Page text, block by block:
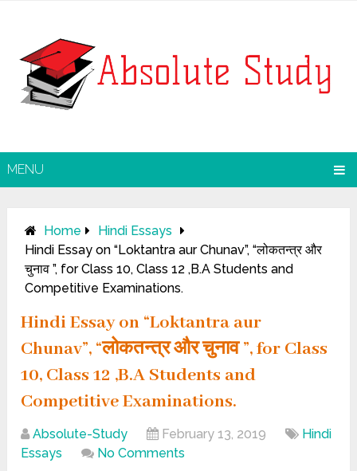
MENU
Home
Hindi Essays
Hindi Essay on “Loktantra aur Chunav”, “लोकतन्त्र और
चुनाव ”, for Class 10, Class 12 ,B.A Students and
Competitive Examinations.
Hindi Essay on “Loktantra aur
Chunav”, “लोकतन्त्र और चुनाव ”, for Class
10, Class 12 ,B.A Students and
Competitive Examinations.
Absolute-Study February 13, 2019
Hindi
Essays
No Comments